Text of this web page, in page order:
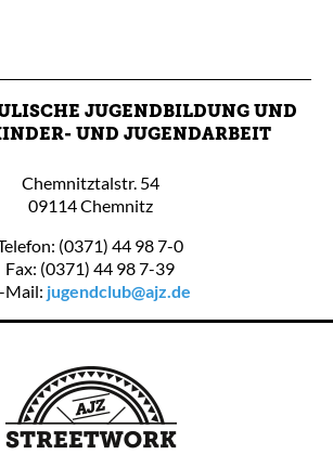
JUGENDBILDUNG UND O
UND JUGENDARBEIT
Chemnitztalstr. 54
09114 Chemnitz
(0371) 44 98 7-0
Fax: (0371) 44 98 7-39
Mail: jugendclub@ajz.de